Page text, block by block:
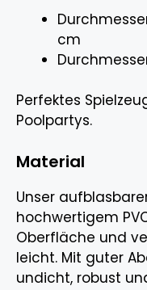
cm
Perfektes
Poolpartys.
Material
Unser
hochwertigem
Oberfläche und
leicht. Mit guter
undicht, robust